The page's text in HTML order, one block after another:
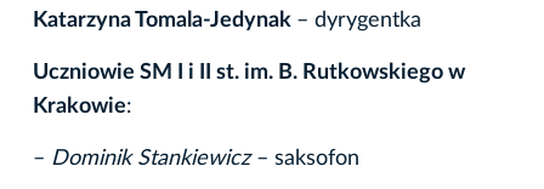
Katarzyna Tomala-Jedynak – dyrygentka
Uczniowie SM I i II st. im. B. Rutkowskiego w
Krakowie:
– Dominik Stankiewicz– saksofon